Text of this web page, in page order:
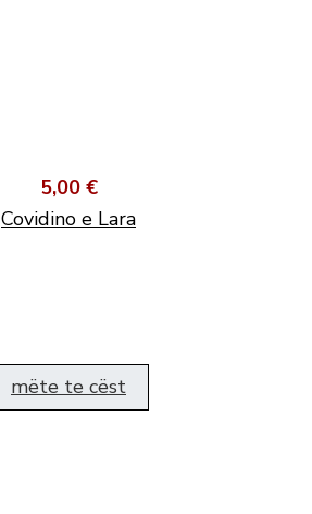
5,00 €
Covidino e Lara
mëte te cëst